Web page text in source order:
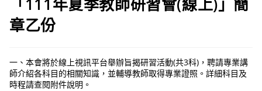
章乙份
一、本會將於線上視訊平台舉辦旨揭研習活動(共3科)，聘請專業講
師介紹各科目的相關知識，並輔導教師取得專業證照。詳細科目及
時程請查閱附件說明。